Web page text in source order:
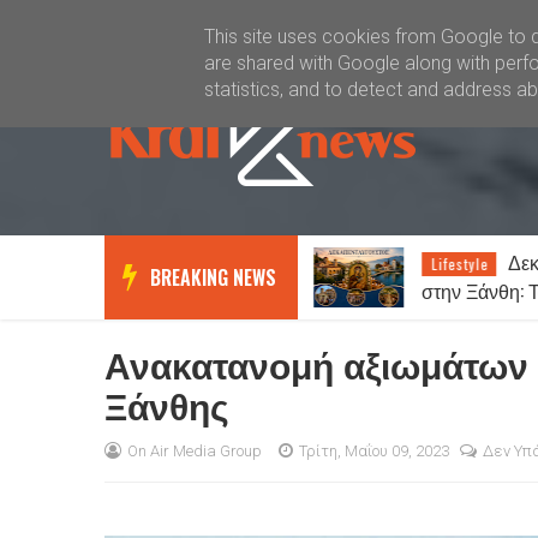
Καλώς ήλθατε Kral News
BREAKING NEWS
ΑΟ Ξάνθη: Παραίτηση
Δημήτρη Βούλκου από το Δ.Σ. –
Οι αντικαταστάτες του
Lifestyle
στην Ξάνθη:
Ανακατανομή
Ξάνθης
On Air Media Group Τρίτη, Μαΐου 09, 2023 Δεν
This site uses cookies from Google to
are shared with Google along with
statistics, and to detect and address